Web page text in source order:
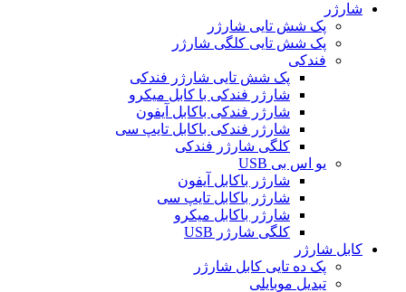
شارژر
پک شش تایی شارژر
پک شش تایی کلگی شارژر
فندکی
پک شش تایی شارژر فندکی
شارژر فندکی با کابل میکرو
شارژر فندکی باکابل آیفون
شارژر فندکی باکابل تایپ سی
کلگی شارژر فندکی
یو اس بی USB
شارژر باکابل آیفون
شارژر باکابل تایپ سی
شارژر باکابل میکرو
کلگی شارژر USB
کابل شارژر
پک ده تایی کابل شارژر
تبدیل موبایلی